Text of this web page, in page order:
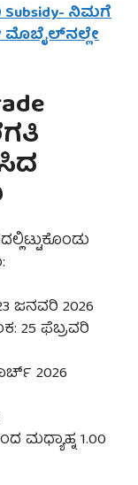
Subsidy- ನಿಮಗೆ
ಮೊಬೈಲ್‌ನಲ್ಲೇ
ಜನವರಿ 2026
25 ಫೆಬ್ರವರಿ
2026
ಮಧ್ಯಾಹ್ನ 1.00